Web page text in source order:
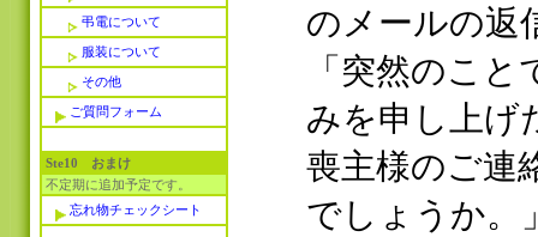
弔電について
服装について
その他
ご質問フォーム
Ste10 おまけ
不定期に追加予定です。
忘れ物チェックシート
のメールの返
「突然のこ
みを申し上げ
喪主様のご連
でしょうか。